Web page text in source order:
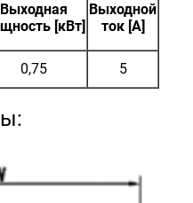
Выходная
[кВт]
Выходной
ток [A]
0,75 5